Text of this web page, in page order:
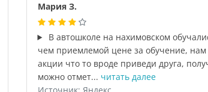
Мария З.
В автошколе на нахимовском
чем приемлемой цене за обучение, нам
акции что то вроде приведи друга,
можно отмет... читать далее